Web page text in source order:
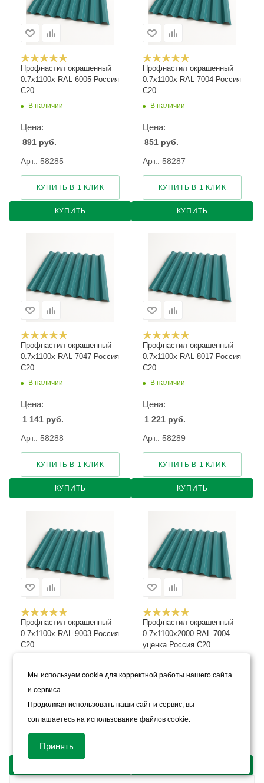
Профнастил окрашенный
0.7х1100х RAL 6005 Россия
С20
В наличии
Цена:
891 руб.
Арт.: 58285
КУПИТЬ
КУПИТЬ В 1 КЛИК
Профнастил окрашенный
0.7х1100х RAL 7004 Россия
С20
В наличии
Цена:
851 руб.
Арт.: 58287
КУПИТЬ
КУПИТЬ В 1 КЛИК
Профнастил окрашенный
0.7х1100х RAL 7047 Россия
С20
В наличии
Цена:
1 141 руб.
Арт.: 58288
КУПИТЬ
КУПИТЬ В 1 КЛИК
Профнастил окрашенный
0.7х1100х RAL 8017 Россия
С20
В наличии
Цена:
1 221 руб.
Арт.: 58289
КУПИТЬ
КУПИТЬ В 1 КЛИК
Профнастил окрашенный
0.7х1100х RAL 9003 Россия
С20
руб.
КУПИТЬ В 1 КЛИК
Профнастил окрашенный
0.7х1100х2000 RAL 7004
уценка Россия С20
Цена:
Арт.: 58279
Мы используем cookie для корректной работы нашего сайта
и сервиса.
Продолжая использовать наши сайт и сервис, вы
соглашаетесь на использование файлов cookie.
Принять